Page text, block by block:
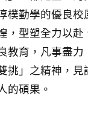
樸勤學的優良校
，型塑全力以赴
育，凡事盡力
挑」之精神，見
的碩果。